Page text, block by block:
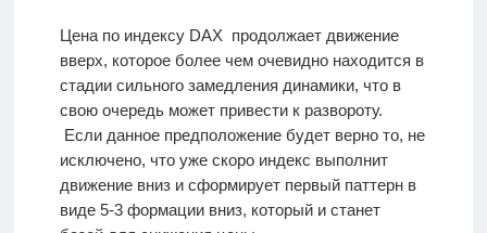
Цена по индексу DAX продолжает движение
вверх, которое более чем очевидно находится в
стадии сильного замедления динамики, что в
свою очередь может привести к развороту.
Если данное предположение будет верно то, не
исключено, что уже скоро индекс выполнит
движение вниз и сформирует первый паттерн в
виде 5-3 формации вниз, который и станет